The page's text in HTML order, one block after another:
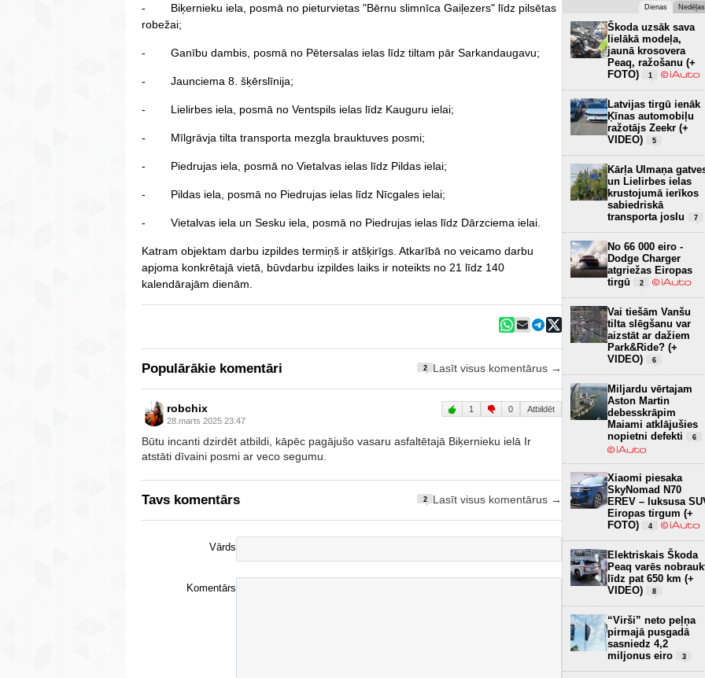
- Biķernieku iela, posmā no pieturvietas "Bērnu slimnīca Gaiļezers" līdz pilsētas
robežai;
- Ganību dambis, posmā no Pētersalas ielas līdz tiltam pār Sarkandaugavu;
- Jaunciema 8. šķērslīnija;
- Lielirbes iela, posmā no Ventspils ielas līdz Kauguru ielai;
- Mīlgrāvja tilta transporta mezgla brauktuves posmi;
- Piedrujas iela, posmā no Vietalvas ielas līdz Pildas ielai;
- Pildas iela, posmā no Piedrujas ielas līdz Nīcgales ielai;
- Vietalvas iela un Sesku iela, posmā no Piedrujas ielas līdz Dārzciema ielai.
Katram objektam darbu izpildes termiņš ir atšķirīgs. Atkarībā no veicamo darbu
apjoma konkrētajā vietā, būvdarbu izpildes laiks ir noteikts no 21 līdz 140
kalendārajām dienām.
Populārākie komentāri 2 Lasīt visus komentārus →
robchix
28.marts 2025 23:47
1 0 Atbildēt
Būtu incanti dzirdēt atbildi, kāpēc pagājušo vasaru asfaltētajā Biķernieku ielā Ir
atstāti dīvaini posmi ar veco segumu.
Tavs komentārs 2 Lasīt visus komentārus →
Vārds
Komentārs
Dienas Nedēļas
Škoda uzsāk sava
lielākā modeļa,
jaunā krosovera
Peaq, ražošanu (+
FOTO)
1
Latvijas tirgū ienāk
Ķīnas automobiļu
ražotājs Zeekr (+
VIDEO)
5
Kārļa Ulmaņa
un Lielirbes ielas
krustojumā ierīkos
sabiedriskā
transporta joslu
7
No 66 000 eiro -
Dodge Charger
atgriežas Eiropas
tirgū
2
Vai tiešām Vanšu
tilta slēgšanu var
aizstāt ar dažiem
Park&Ride? (+
VIDEO)
6
Miljardu vērtajam
Aston Martin
debesskrāpim
Maiami atklājušies
nopietni defekti
6
Xiaomi piesaka
SkyNomad N70
EREV – luksusa
Eiropas tirgum (+
FOTO)
4
Elektriskais Škoda
Peaq varēs
līdz pat 650 km (+
VIDEO)
8
“Virši” neto peļņa
pirmajā pusgadā
sasniedz 4,2
miljonus eiro
3